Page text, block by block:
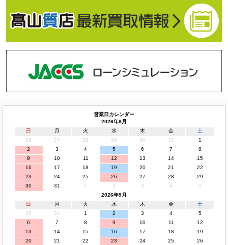
営業日カレンダー
2026年8月
日
月 火 水 木 金
土
26
27 28 29 30 31
1
2
3 4 5 6 7
8
9
10 11 12 13 14
15
16
17 18 19 20 21
22
23
24 25 26 27 28
29
30
31 1 2 3 4
5
2026年9月
日
月 火 水 木 金
土
30
31 1 2 3 4
5
6
7 8 9 10 11
12
13
14 15 16 17 18
19
20
21 22 23 24 25
26